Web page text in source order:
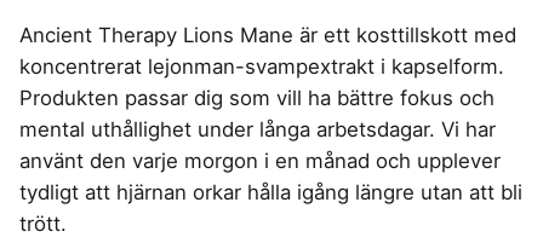
HUSHÅLLSAPPARATER
Robotdammsugare
Skaftdammsugare
Steamer
Strykjärn
KÖK
Airfryer
Brödrost
Dubbel
Airfryer
Kockkniv
Köksassistent
Liten airfryer
GAMING
Gaming Dator
Gaming Headset
Gaming hörlursställ
Gaming Laptop
Gaming router
Trådlösa Gaming Hörlurar
VR Headset
FÖRSÄKRINGAR
Hundförsäkring
Kattförsäkring
MEDIA & TELEKOM
Bredband
Mobilabonnemang
Rödljusterapi
Skäggtrimmer
Toriska linser
ACCESSOARER
Solglasögon
KOSTTILLSKOTT
5-manna tält
6-manna tält
Abborrespö
Familjetält
Jaktkängor
Campingbord
Pop-up tält
Taktält
Tält
Tält budget
Vandringsbyxor
herr
Vandringsskor
dam
Cykelhjälm barn
GPS Klocka barn
UTELEK & AKTIVITETER
Berg studsmatta
Gungställning
Lekstuga
Laddbox
Konsumentvägledning
Ancient Therapy Lions Mane är ett kosttillskott med
koncentrerat lejonman-svampextrakt i kapselform.
Produkten passar dig som vill ha bättre fokus och
mental uthållighet under långa arbetsdagar. Vi har
använt den varje morgon i en månad och upplever
tydligt att hjärnan orkar hålla igång längre utan att bli
trött.